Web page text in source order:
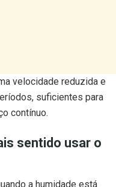
velocidade reduzida e
suficientes para
contínuo.
sentido usar o
a humidade está